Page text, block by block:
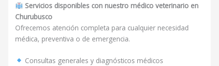
Servicios disponibles con nuestro médico veterinario en
Churubusco
Ofrecemos atención completa para cualquier necesidad
médica, preventiva o de emergencia.
Consultas generales y diagnósticos médicos